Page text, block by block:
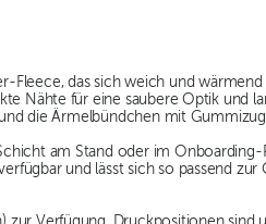
Fleece, das sich weich und wärmend
Nähte für eine saubere Optik und
die Ärmelbündchen mit
am Stand oder im Onboarding-
und lässt sich so passend